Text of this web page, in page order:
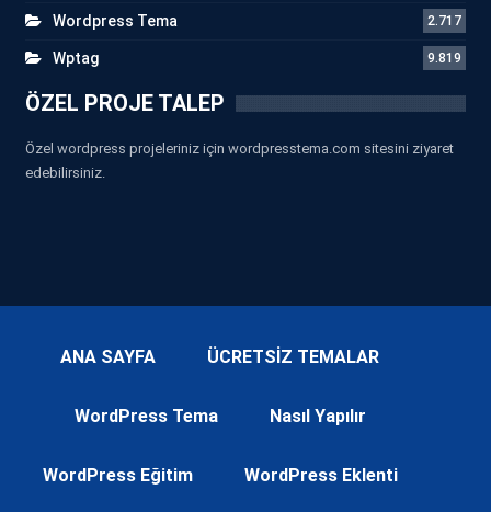
Wordpress Tema 2.717
Wptag 9.819
ÖZEL PROJE TALEP
Özel wordpress projeleriniz için wordpresstema.com sitesini ziyaret
edebilirsiniz.
ANA SAYFA ÜCRETSİZ TEMALAR
WordPress Tema Nasıl Yapılır
WordPress Eğitim WordPress Eklenti